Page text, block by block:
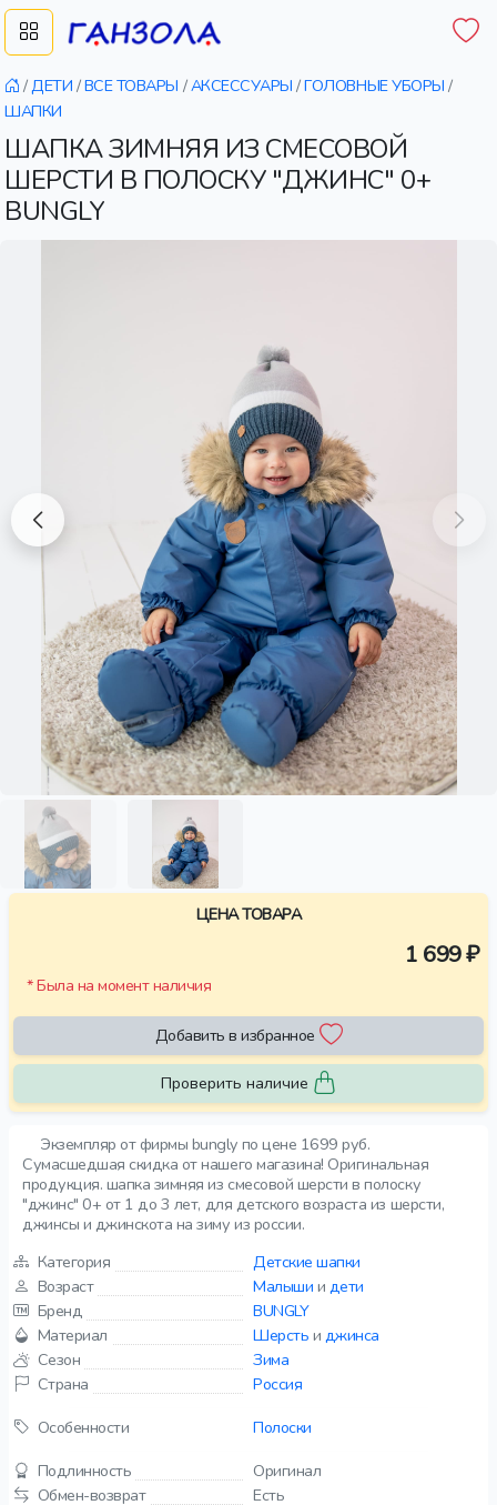
/ДЕТИ /ВСЕ ТОВАРЫ /АКСЕССУАРЫ /ГОЛОВНЫЕ УБОРЫ /
ШАПКИ
ШАПКА ЗИМНЯЯ ИЗ СМЕСОВОЙ
ШЕРСТИ В ПОЛОСКУ "ДЖИНС" 0+
BUNGLY
Экземпляр от фирмы bungly по цене 1699 руб.
Сумасшедшая скидка от нашего магазина! Оригинальная
продукция. шапка зимняя из смесовой шерсти в полоску
"джинс" 0+ от 1 до 3 лет, для детского возраста из шерсти,
джинсы и джинскота на зиму из россии.
Категория
Детские шапки
Возраст
Малыши и дети
Бренд
BUNGLY
Материал
Шерсть и джинса
Сезон
Зима
Страна
Россия
Особенности
Полоски
Подлинность
Оригинал
Обмен-возврат
Есть
ЦЕНА ТОВАРА
1 699 ₽
* Была на момент наличия
Добавить в избранное
Проверить наличие